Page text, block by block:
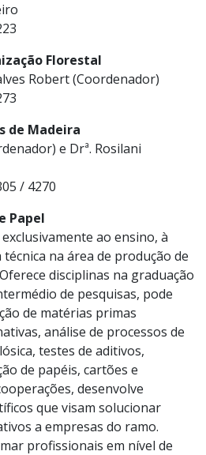
Florestal
Robert (Coordenador)
de Madeira
e Drª. Rosilani
/ 4270
Papel
ao ensino, à
na área de produção de
disciplinas na graduação
de pesquisas, pode
de matérias primas
análise de processos de
testes de aditivos,
de papéis, cartões e
desenvolve
que visam solucionar
a empresas do ramo.
profissionais em nível de